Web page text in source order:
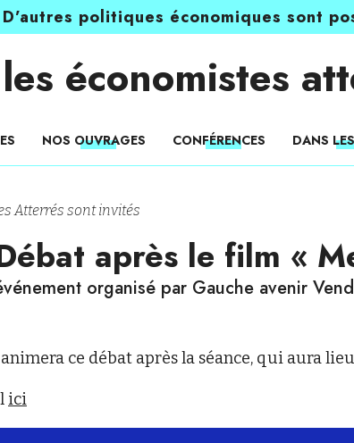
D’autres politiques économiques sont
les économistes
NOS OUVRAGES CONFÉRENCES DANS
Atterrés sont invités
après le film «
organisé par Gauche avenir
ce débat après la séance, qui aura
ici